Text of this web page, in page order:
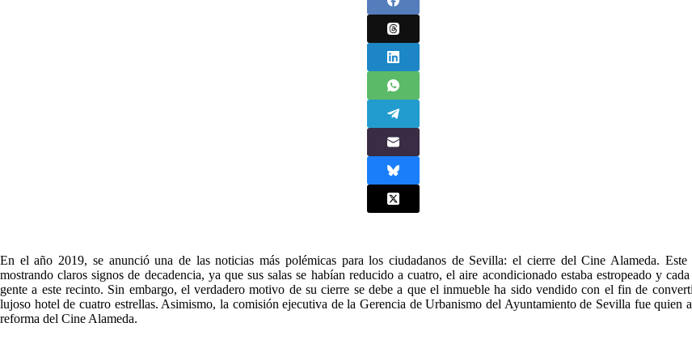
En el año 2019, se anunció una de las noticias más polémicas para los ciudadanos de Sevilla: el cierre del Cine Alameda.
mostrando claros signos de decadencia, ya que sus salas se habían reducido a cuatro, el aire acondicionado estaba estropeado y
gente a este recinto. Sin embargo, el verdadero motivo de su cierre se debe a que el inmueble ha sido vendido con el fin de
lujoso hotel de cuatro estrellas. Asimismo, la comisión ejecutiva de la Gerencia de Urbanismo del Ayuntamiento de Sevilla fue quien
reforma del Cine Alameda.